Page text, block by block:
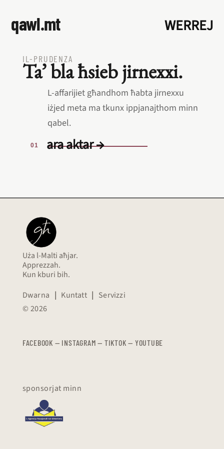
qawl.mt WERREJ
IL‑PRUDENZA
Ta’ bla ħsieb jirnexxi.
L‑affarijiet għandhom ħabta jirnexxu
iżjed meta ma tkunx ippjanajthom minn
qabel.
ara aktar →
Uża l-Malti aħjar.
Apprezzah.
Kun kburi bih.
Dwarna | Kuntatt | Servizzi
© 2026
FACEBOOK — INSTAGRAM — TIKTOK — YOUTUBE
sponsorjat minn